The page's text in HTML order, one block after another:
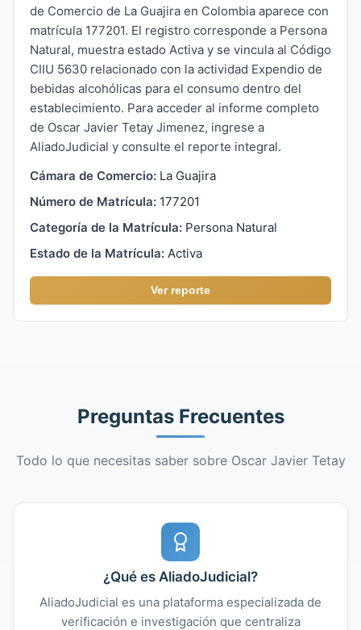
de Comercio de La Guajira en Colombia aparece con
matrícula 177201. El registro corresponde a Persona
Natural, muestra estado Activa y se vincula al Código
CIIU 5630 relacionado con la actividad Expendio de
bebidas alcohólicas para el consumo dentro del
establecimiento. Para acceder al informe completo
de Oscar Javier Tetay Jimenez, ingrese a
AliadoJudicial y consulte el reporte integral.
Cámara de Comercio: La Guajira
Número de Matrícula: 177201
Categoría de la Matrícula: Persona Natural
Estado de la Matrícula: Activa
Ver reporte
Preguntas Frecuentes
Todo lo que necesitas saber sobre Oscar Javier Tetay
¿Qué es AliadoJudicial?
AliadoJudicial es una plataforma especializada de
verificación e investigación que centraliza